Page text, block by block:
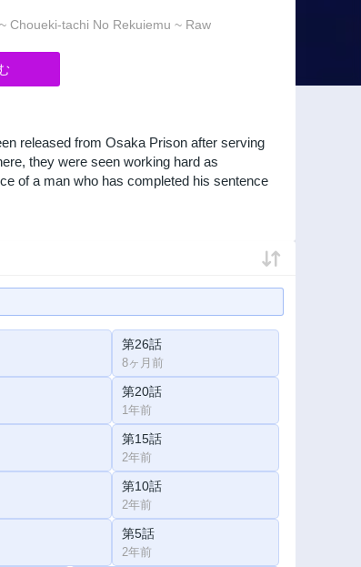
Choueki-tachi No Rekuiemu ~ Raw
released from Osaka Prison after serving
they were seen working hard as
of a man who has completed his sentence
第26話
8ヶ月前
第20話
1年前
第15話
2年前
第10話
2年前
第5話
2年前